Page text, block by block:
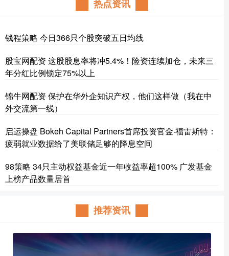
热点资讯
钱程策略 今日366只个股突破五日均线
股宝网配资 这股股息率将冲5.4%！险资连续加仓，未来三
年分红比例锁定75%以上
锦牛网配资 保护在华外企知识产权，他们这样做（我在中
外交流第一线）
启运操盘 Bokeh Capital Partners首席投资官金·福雷斯特：
疲弱就业数据给了美联储足够的降息空间
98策略 34只主动权益基金近一年收益率超100% 广发基金
上榜产品数量居首
推荐资讯